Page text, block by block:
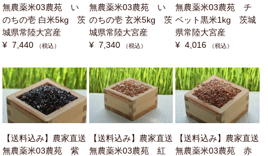
無農薬米03農苑 い
のちの壱 白米5kg 茨
城県常陸大宮産
¥ 7,440
（税込）
無農薬米03農苑 い
のちの壱 玄米5kg 茨
城県常陸大宮産
¥ 7,340
（税込）
無農薬米03農苑 チ
ベット黒米1kg 茨城
県常陸大宮産
¥ 4,016
（税込）
【送料込み】農家直送
無農薬米03農苑 紫
【送料込み】農家直送
無農薬米03農苑 紅
【送料込み】農家直送
無農薬米03農苑 赤